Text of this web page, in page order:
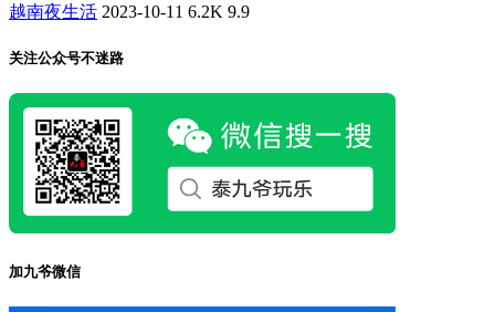
越南夜生活 2023-10-11 6.2K 9.9
关注公众号不迷路
加九爷微信